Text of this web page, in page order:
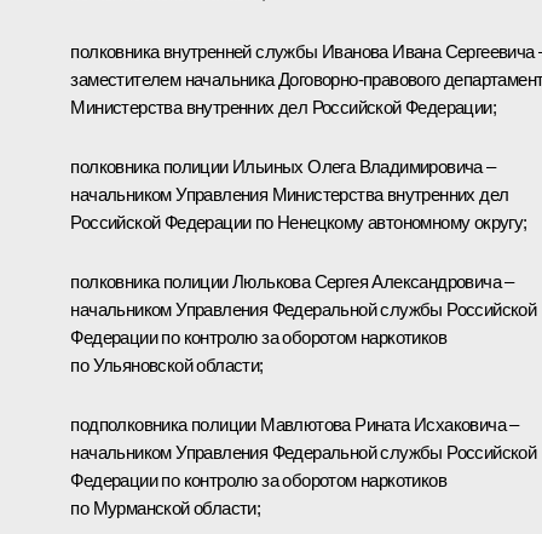
полковника внутренней службы Иванова Ивана Сергеевича
заместителем начальника Договорно-правового
Министерства внутренних дел Российской Федерации;
полковника полиции Ильиных Олега Владимировича –
начальником Управления Министерства внутренних дел
Российской Федерации по Ненецкому автономному округу;
полковника полиции Люлькова Сергея Александровича –
начальником Управления Федеральной службы Российской
Федерации по контролю за оборотом наркотиков
по Ульяновской области;
подполковника полиции Мавлютова Рината Исхаковича –
начальником Управления Федеральной службы Российской
Федерации по контролю за оборотом наркотиков
по Мурманской области;